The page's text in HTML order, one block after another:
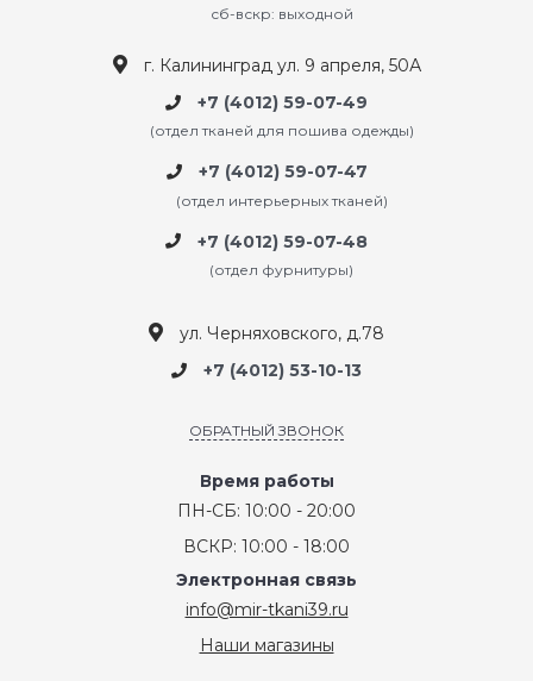
сб-вскр: выходной
г. Калининград ул. 9 апреля, 50А
+7 (4012) 59-07-49
(отдел тканей для пошива одежды)
+7 (4012) 59-07-47
(отдел интерьерных тканей)
+7 (4012) 59-07-48
(отдел фурнитуры)
ул. Черняховского, д.78
+7 (4012) 53-10-13
ОБРАТНЫЙ ЗВОНОК
Время работы
ПН-СБ: 10:00 - 20:00
ВСКР: 10:00 - 18:00
Электронная связь
info@mir-tkani39.ru
Наши магазины